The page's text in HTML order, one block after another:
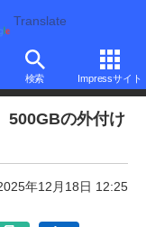
Translate
検索 Impressサイト
500GBの外付け
年12月18日 12:25